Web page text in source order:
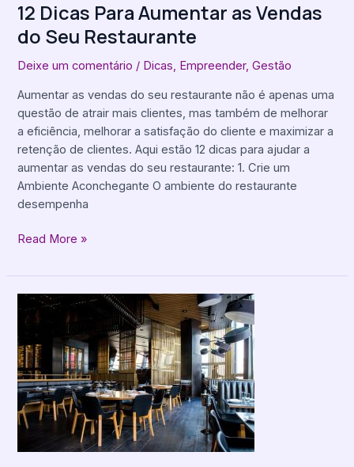
12 Dicas Para Aumentar as Vendas
do Seu Restaurante
Deixe um comentário / Dicas, Empreender,Gestão
Aumentar as vendas do seu restaurante não é apenas uma
questão de atrair mais clientes, mas também de melhorar
a eficiência, melhorar a satisfação do cliente e maximizar a
retenção de clientes. Aqui estão 12 dicas para ajudar a
aumentar as vendas do seu restaurante: 1. Crie um
Ambiente Aconchegante O ambiente do restaurante
desempenha
Read More »
Como
abrir
um
restaurante:
Um
guia
passo
a
passo